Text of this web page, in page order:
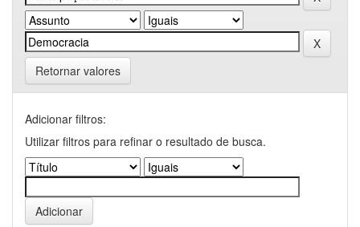
Retornar valores
Adicionar filtros:
Utilizar filtros para refinar o resultado de busca.